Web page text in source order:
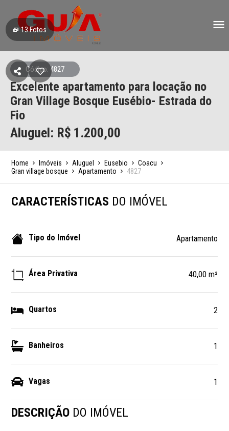
13Fotos
Código: 4827
Excelente apartamento para locação no
Gran Village Bosque Eusébio- Estrada do
Fio
Aluguel: R$ 1.200,00
Home Imóveis Aluguel Eusebio
Coacu
Gran village bosque
Apartamento 4827
CARACTERÍSTICAS DO IMÓVEL
Tipo do Imóvel Apartamento
Área Privativa 40,00 m²
Quartos 2
Banheiros 1
Vagas 1
DESCRIÇÃO DO IMÓVEL